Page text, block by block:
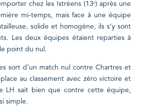
chez les Istréens (13ᵉ) après une
mi-temps, mais face à une équipe
solide et homogène, ils s’y sont
Les deux équipes étaient reparties à
point du nul.
match nul contre Chartres et
au classement avec zéro victoire et
LH sait bien que contre cette équipe,
simple.